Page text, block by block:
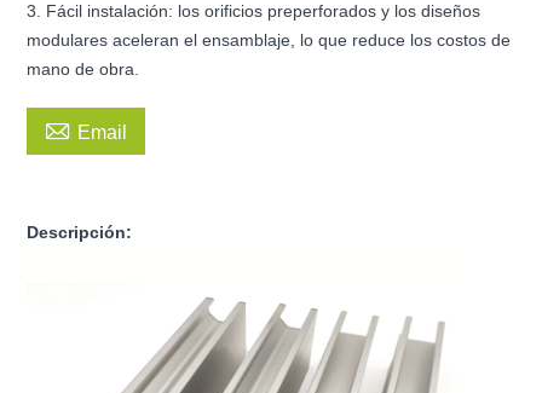
3. Fácil instalación: los orificios preperforados y los diseños
modulares aceleran el ensamblaje, lo que reduce los costos de
mano de obra.
 Email
Descripción: